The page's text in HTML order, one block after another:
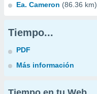
Ea. Cameron (86.36 km)
Tiempo...
PDF
Más información